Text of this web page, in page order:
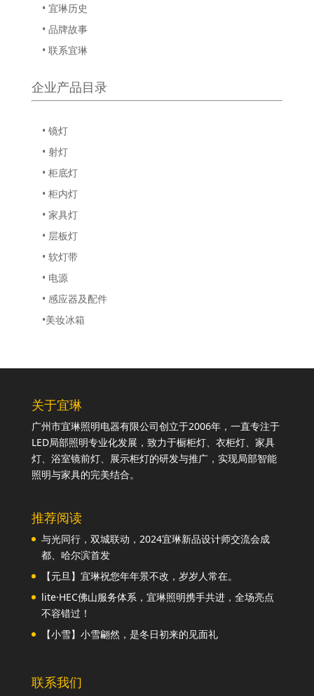
• 宜琳历史
• 品牌故事
• 联系宜琳
企业产品目录
• 镜灯
• 射灯
• 柜底灯
• 柜内灯
• 家具灯
• 层板灯
• 软灯带
• 电源
• 感应器及配件
•美妆冰箱
关于宜琳
广州市宜琳照明电器有限公司创立于2006年，一直专注于
LED局部照明专业化发展，致力于橱柜灯、衣柜灯、家具
灯、浴室镜前灯、展示柜灯的研发与推广，实现局部智能
照明与家具的完美结合。
推荐阅读
与光同行，双城联动，2024宜琳新品设计师交流会成
都、哈尔滨首发
【元旦】宜琳祝您年年景不改，岁岁人常在。
lite·HEC佛山服务体系，宜琳照明携手共进，全场亮点
不容错过！
【小雪】小雪翩然，是冬日初来的见面礼
联系我们